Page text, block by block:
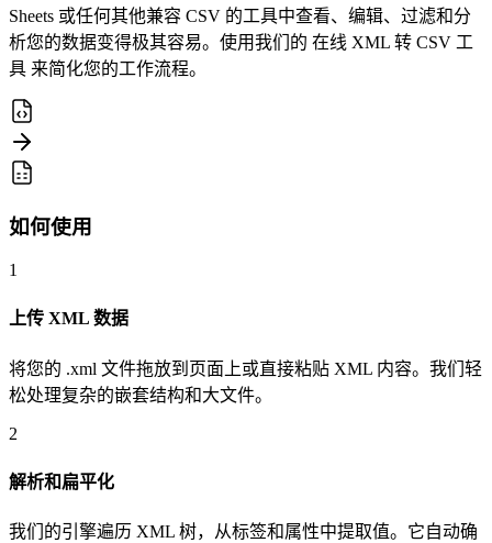
Sheets 或任何其他兼容 CSV 的工具中查看、编辑、过滤和分
析您的数据变得极其容易。使用我们的 在线 XML 转 CSV 工
具 来简化您的工作流程。
如何使用
1
上传 XML 数据
将您的 .xml 文件拖放到页面上或直接粘贴 XML 内容。我们轻
松处理复杂的嵌套结构和大文件。
2
解析和扁平化
我们的引擎遍历 XML 树，从标签和属性中提取值。它自动确